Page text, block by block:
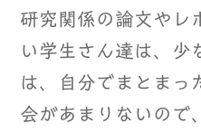
研究関係の論文やレ
い学生さん達は、少
は、自分でまとまっ
会があまりないので